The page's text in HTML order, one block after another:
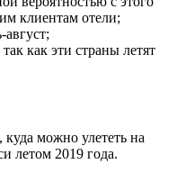
клиентам отели;
как эти страны летят
можно улететь на
летом 2019 года.